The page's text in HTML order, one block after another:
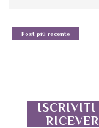
Post più recente
ISCRIVITI